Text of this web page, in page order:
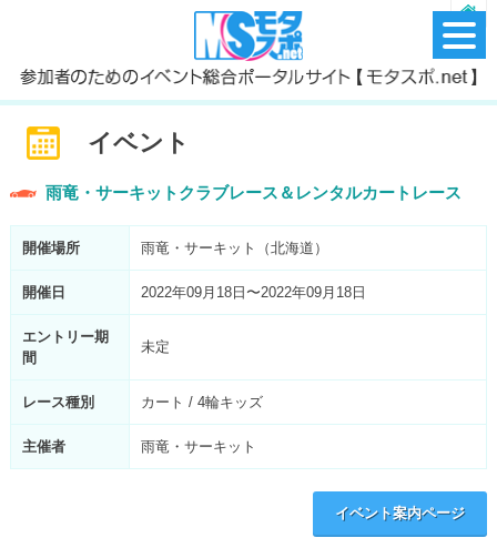
イベント
雨竜・サーキットクラブレース＆レンタルカートレース
開催場所 雨竜・サーキット（北海道）
開催日 2022年09月18日〜2022年09月18日
エントリー期
間
未定
レース種別 カート / 4輪キッズ
主催者 雨竜・サーキット
イベント案内ページ